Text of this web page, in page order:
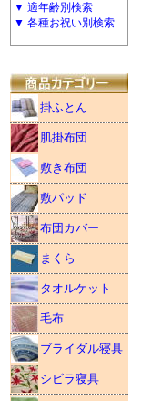
▼ 適年齢別検索
▼ 各種お祝い別検索
掛ふとん
肌掛布団
敷き布団
敷パッド
布団カバー
まくら
タオルケット
毛布
ブライダル寝具
シビラ寝具